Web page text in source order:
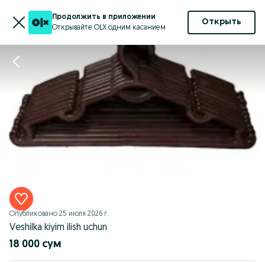
Продолжить в приложении
Открывайте OLX одним касанием
Открыть
Опубликовано 25 июля 2026 г.
Veshilka kiyim ilish uchun
18 000 сум